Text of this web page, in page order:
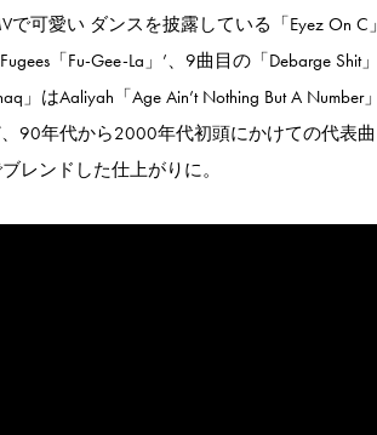
で可愛い ダンスを披露している「Eyez On
「Fu-Gee-La」’、9曲目の「Debarge
」はAaliyah「Age Ain’t Nothing But A
、90年代から2000年代初頭にかけての代表
レンドした仕上がりに。